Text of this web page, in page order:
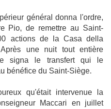
général donna l'ordre,
Pio, de remettre au Saint-
actions de la Casa della
une nuit tout entière
signa le transfert qui le
bénéfice du Saint-Siège.
qu'était intervenue la
Maccari en juillet